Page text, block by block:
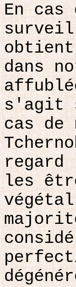
En cas
dans
s'agit
cas de
regard
les